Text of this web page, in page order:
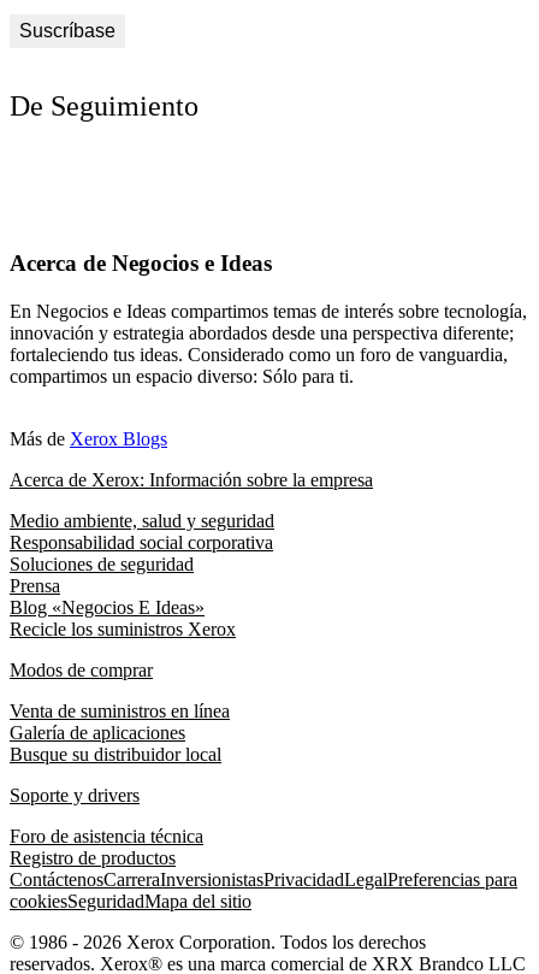
De Seguimiento
Acerca de Negocios e Ideas
En Negocios e Ideas compartimos temas de interés sobre tecnología,
innovación y estrategia abordados desde una perspectiva diferente;
fortaleciendo tus ideas. Considerado como un foro de vanguardia,
compartimos un espacio diverso: Sólo para ti.
Más de Xerox Blogs
Acerca de Xerox: Información sobre la empresa
Medio ambiente, salud y seguridad
Responsabilidad social corporativa
Soluciones de seguridad
Prensa
Blog «Negocios E Ideas»
Recicle los suministros Xerox
Modos de comprar
Venta de suministros en línea
Galería de aplicaciones
Busque su distribuidor local
Soporte y drivers
Foro de asistencia técnica
Registro de productos
ContáctenosCarreraInversionistasPrivacidadLegalPreferencias para
cookiesSeguridadMapa del sitio
© 1986 - 2026 Xerox Corporation. Todos los derechos
reservados. Xerox® es una marca comercial de XRX Brandco LLC